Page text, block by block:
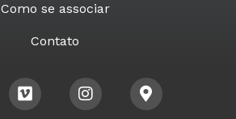
Como se associar
Contato